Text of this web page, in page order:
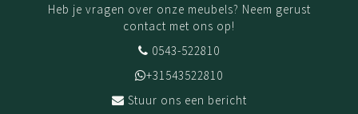
Heb je vragen over onze meubels? Neem gerust
contact met ons op!
0543-522810
+31543522810
Stuur ons een bericht